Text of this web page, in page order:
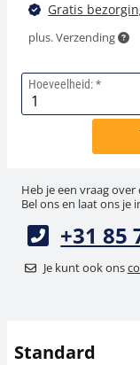
Gratis
plus. Verzending
Hoeveelheid:
Heb je een vraag
Bel ons en laat ons je
+31 85
Je kunt ook ons
Standard